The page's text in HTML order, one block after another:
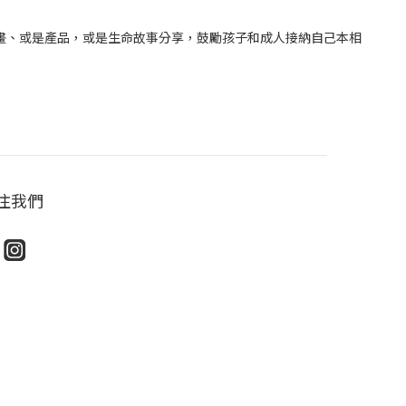
或是產品，或是生命故事分享，鼓勵孩子和成人接納自己本相
我們